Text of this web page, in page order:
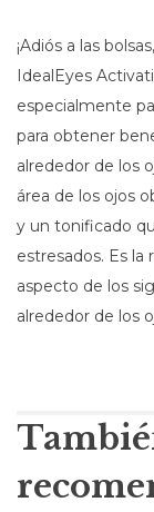
¡Adiós a las
IdealEyes
especialmente
para obtener
alrededor de los
área de los ojos
y un tonificado
estresados. Es la
aspecto de los
alrededor de los